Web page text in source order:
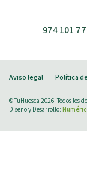
974 101
Aviso legal Política
© TuHuesca 2026. Todos los
Diseño y Desarrollo: